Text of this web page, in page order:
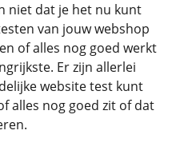
niet dat je het nu kunt
van jouw webshop
of alles nog goed werkt
Er zijn allerlei
website test kunt
alles nog goed zit of dat